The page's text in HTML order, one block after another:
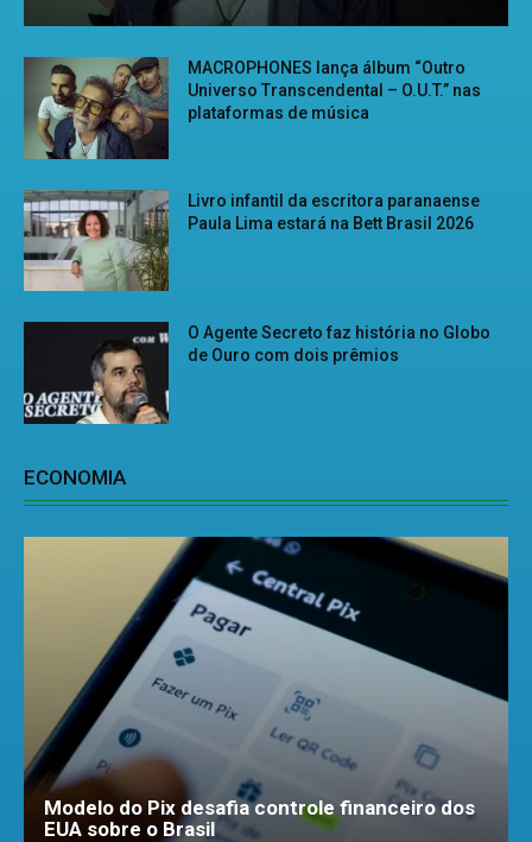
MACROPHONES lança álbum “Outro
Universo Transcendental – O.U.T.” nas
plataformas de música
Livro infantil da escritora paranaense
Paula Lima estará na Bett Brasil 2026
O Agente Secreto faz história no Globo
de Ouro com dois prêmios
ECONOMIA
Modelo do Pix desafia controle financeiro dos
EUA sobre o Brasil